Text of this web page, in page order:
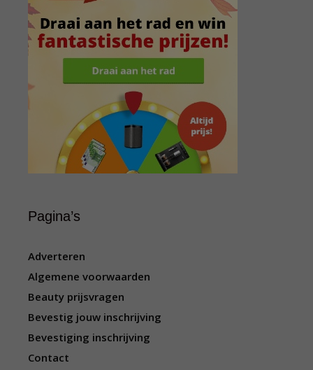
Pagina’s
Adverteren
Algemene voorwaarden
Beauty prijsvragen
Bevestig jouw inschrijving
Bevestiging inschrijving
Contact